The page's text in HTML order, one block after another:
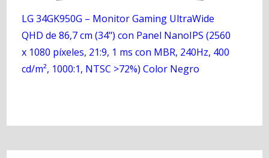
LG 34GK950G – Monitor Gaming UltraWide
QHD de 86,7 cm (34") con Panel NanoIPS (2560
x 1080 píxeles, 21:9, 1 ms con MBR, 240Hz, 400
cd/m², 1000:1, NTSC >72%) Color Negro
N